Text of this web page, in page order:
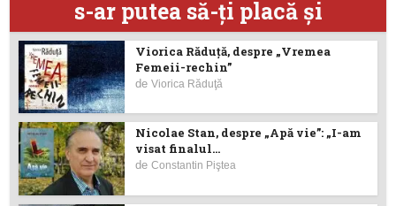
s-ar putea să-ţi placă şi
Viorica Răduţă, despre „Vremea
Femeii-rechin”
deViorica Răduţă
Nicolae Stan, despre „Apă vie”: „I-am
visat finalul...
deConstantin Piştea